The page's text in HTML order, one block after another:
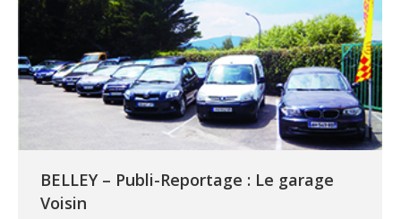
BELLEY – Publi-Reportage : Le garage
Voisin